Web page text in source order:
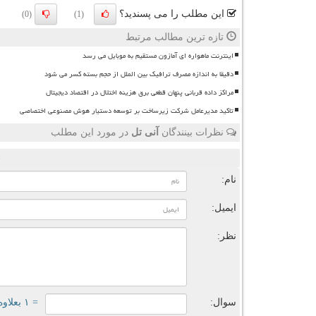
این مطلب را می پسندید؟ (1)
(0)
تازه ترین مطالب مرتبط
اینترنت ماهواره ای آمازون مستقیم به موبایل می رسد
دقیقا به اندازه مصرف ترافیک بین الملل از حجم بسته کسر می شود
مراکز داده قربانی پنهان قطعی برق هزینه اختلال در اقتصاد دیجیتال
تاکید مدیرعامل شرکت زیرساخت بر توسعه دستیار هوش مصنوعی اختصاصی
نظرات بینندگان آنی تل در مورد این مطلب
نام:
ایمیل:
نظر:
سوال: = ۱ بعلاوه ۳